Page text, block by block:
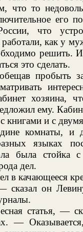
что то
его
что
как у
решить.
это сделать.
пробыть
хозяина,
ему.
книгами и с
комнаты, и
языках
была стойка
дел.
в качающееся
он
статья, —
—